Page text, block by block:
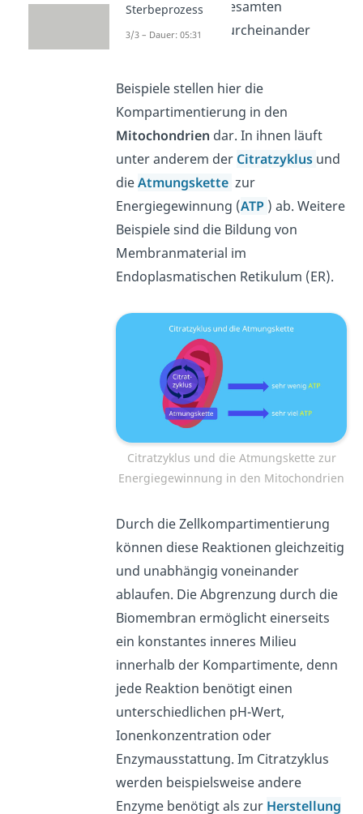
Das würden den gesamten
Zellstoffwechsel durcheinander
Beispiele stellen hier die
Kompartimentierung in den
Mitochondrien dar. In ihnen läuft
unter anderem der Citratzyklus und
dieAtmungskette zur
Energiegewinnung (ATP ) ab. Weitere
Beispiele sind die Bildung von
Membranmaterial im
Endoplasmatischen Retikulum (ER).
Citratzyklus und die Atmungskette zur
Energiegewinnung in den Mitochondrien
Durch die Zellkompartimentierung
können diese Reaktionen gleichzeitig
und unabhängig voneinander
ablaufen. Die Abgrenzung durch die
Biomembran ermöglicht einerseits
ein konstantes inneres Milieu
innerhalb der Kompartimente, denn
jede Reaktion benötigt einen
unterschiedlichen pH-Wert,
Ionenkonzentration oder
Enzymausstattung. Im Citratzyklus
werden beispielsweise andere
Enzyme benötigt als zur Herstellung
Sterbeprozess
3/3 – Dauer: 05:31